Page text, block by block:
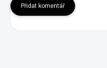
Přidat komentář